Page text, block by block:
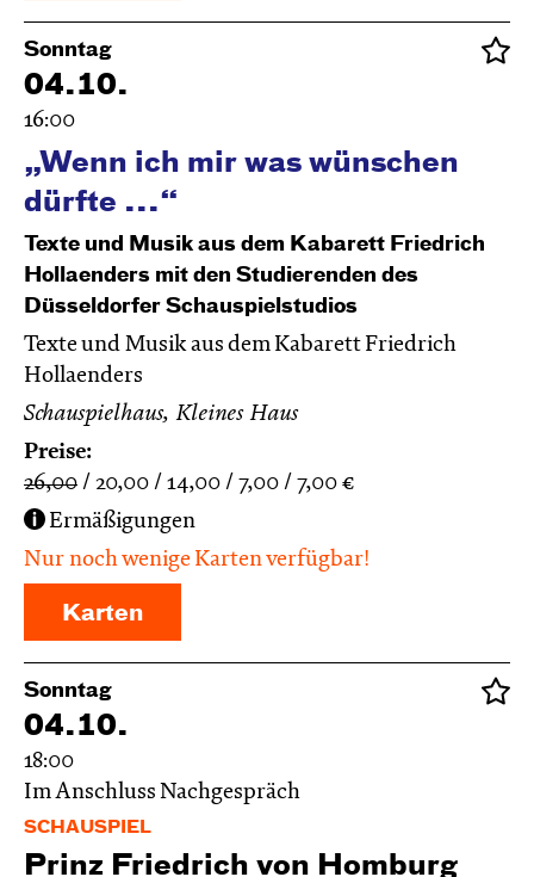
Sonntag
04.10.
16:00
„Wenn ich mir was wünschen
dürfte ...“
Texte und Musik aus dem Kabarett Friedrich
Hollaenders mit den Studierenden des
Düsseldorfer Schauspielstudios
Texte und Musik aus dem Kabarett Friedrich
Hollaenders
Schauspielhaus, Kleines Haus
Preise:
26,00
20,00 14,00 7,00 7,00 €
Ermäßigungen
Nur noch wenige Karten verfügbar!
Karten
Sonntag
04.10.
18:00
Im Anschluss Nachgespräch
SCHAUSPIEL
Prinz Friedrich von Homburg